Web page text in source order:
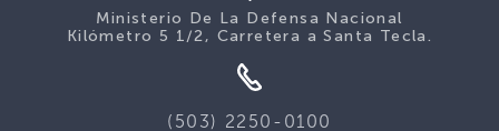
Ministerio De La Defensa Nacional
Kilómetro 5 1/2, Carretera a Santa Tecla.
(503) 2250-0100